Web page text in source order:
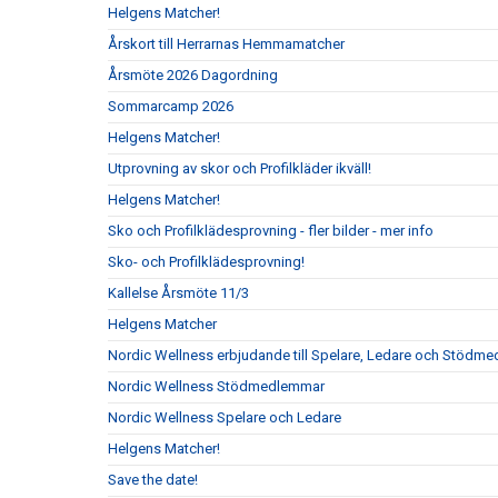
Helgens Matcher!
Årskort till Herrarnas Hemmamatcher
Årsmöte 2026 Dagordning
Sommarcamp 2026
Helgens Matcher!
Utprovning av skor och Profilkläder ikväll!
Helgens Matcher!
Sko och Profilklädesprovning - fler bilder - mer info
Sko- och Profilklädesprovning!
Kallelse Årsmöte 11/3
Helgens Matcher
Nordic Wellness erbjudande till Spelare, Ledare och
Nordic Wellness Stödmedlemmar
Nordic Wellness Spelare och Ledare
Helgens Matcher!
Save the date!